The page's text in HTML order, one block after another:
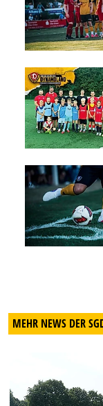
MEHR NEWS DER